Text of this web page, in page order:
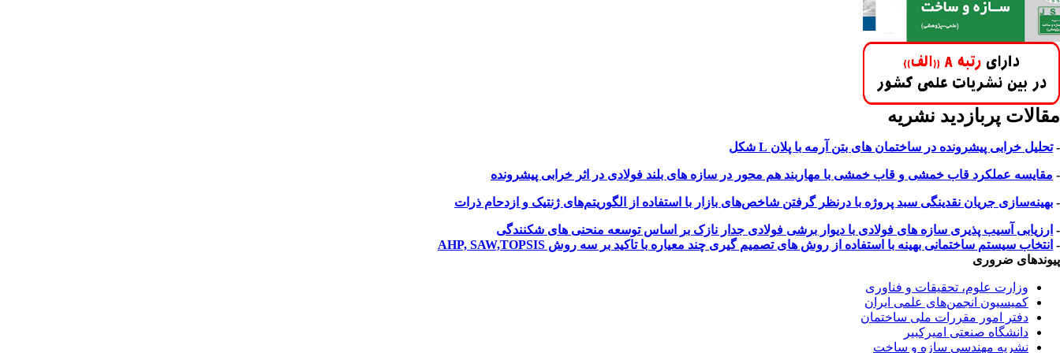
مقالات پربازدید نشریه
-تحلیل خرابی پیشرونده در ساختمان های بتن آرمه با پلان L شکل
- مقایسه عملکرد قاب خمشی و قاب خمشی با مهاربند هم محور در سازه های بلند فولادی در اثر خرابی پیشرونده
- بهینه‌سازی جریان نقدینگی سبد پروژه با درنظر گرفتن شاخص‌های بازار با استفاده از الگوریتم‌های ژنتیک و ازدحام ذرات
- ارزیابی آسیب پذیری سازه های فولادی با دیوار برشی فولادی جدار نازک بر اساس توسعه منحنی های شکنندگی
- انتخاب سیستم ساختمانی بهینه با استفاده از روش های تصمیم گیری چند معیاره با تاکید بر سه روش AHP, SAW,TOPSIS
پیوندهای ضروری
وزارت علوم، تحقیقات و فناوری
کمیسیون انجمن‌های علمی ایران
دفتر امور مقررات ملی ساختمان
دانشگاه صنعتی امیرکبیر
نشریه مهندسی سازه و ساخت